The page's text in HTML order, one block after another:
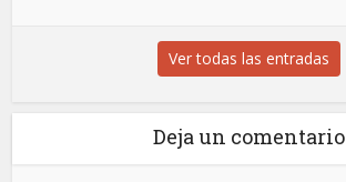
Ver todas las entradas
Deja un comentario